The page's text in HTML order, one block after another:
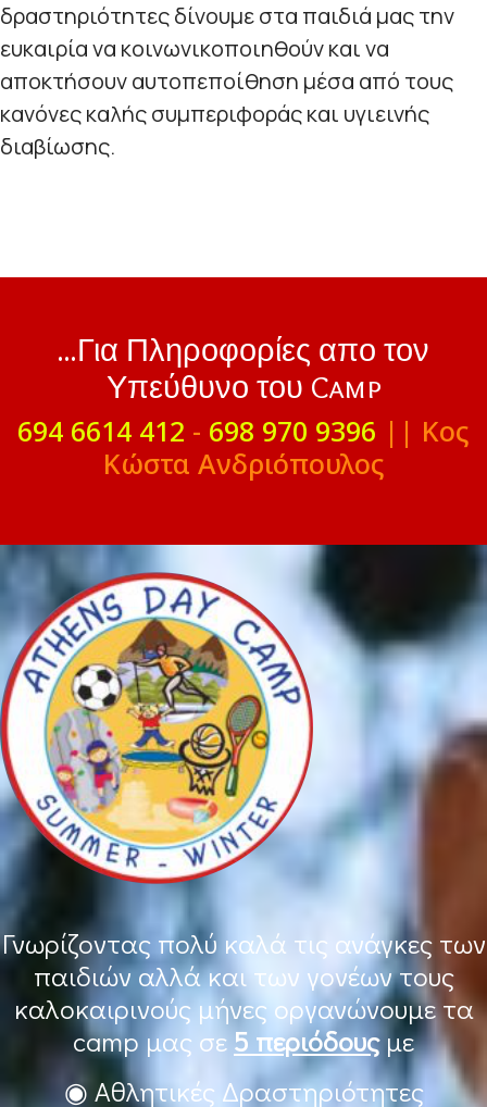
δραστηριότητες δίνουμε στα παιδιά μας την
ευκαιρία να κοινωνικοποιηθούν και να
αποκτήσουν αυτοπεποίθηση μέσα από τους
κανόνες καλής συμπεριφοράς και υγιεινής
διαβίωσης.
...Για Πληροφορίες απο τον
Υπεύθυνο του Camp
694 6614 412 - 698 970 9396 || Κος
Κώστα Ανδριόπουλος
Γνωρίζοντας πολύ καλά τις ανάγκες των
παιδιών αλλά και των γονέων τους
καλοκαιρινούς μήνες οργανώνουμε τα
camp μας σε 5 περιόδουςμε
◉ Αθλητικές Δραστηριότητες